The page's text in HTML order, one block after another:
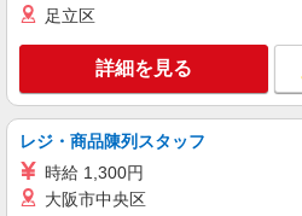
活動支援メイン
時給1350円〜
通費全支給(ガソリ
会津若松市 そ
キープ
足立区
詳細を見る
レジ・商品陳列スタッフ
時給 1,300円
大阪市中央区